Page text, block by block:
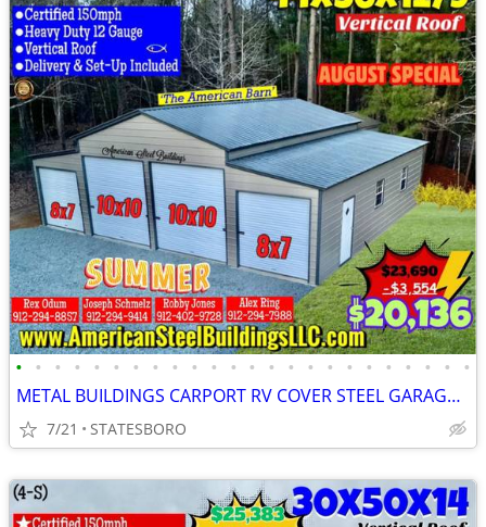
• • • • • • • • • • • • • • • • • • • • • • • •
METAL BUILDINGS CARPORT RV COVER STEEL GARAGE UTILITY SHED POLE BARN
7/21 STATESBORO